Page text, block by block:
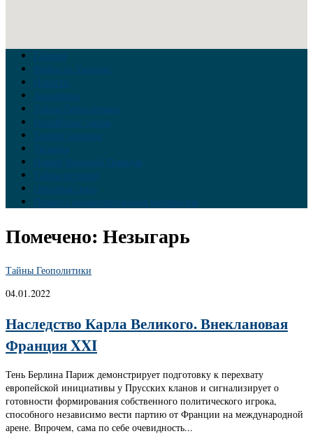
Главная
Война на Украине
Новости
Аналитика
Тайны Геополитики
Российские элиты
Теория заговора
Украина
Новый Мировой Порядок
Тайны истории
Обратная связь
Правила комментирования материалов
Помечено: Незыгарь
Тайны Геополитики
04.01.2022
Наследство Карла Великого. Внеклановая
Франция XXI
Тень Берлина Париж демонстрирует подготовку к перехвату
европейской инициативы у Прусских кланов и сигнализирует о
готовности формирования собственного политического игрока,
способного независимо вести партию от Франции на международной
арене. Впрочем, сама по себе очевидность...